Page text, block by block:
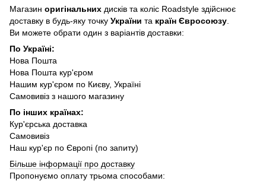
Магазин оригінальних дисків та коліс Roadstyle здійснює
доставку в будь-яку точку України та країн Євросоюзу
Ви можете обрати один з варіантів доставки:
По Україні:
Нова Пошта
Нова Пошта кур'єром
Нашим кур'єром по Києву, Україні
Самовивіз з нашого магазину
По інших країнах:
Кур'єрська доставка
Самовивіз
Наш кур'єр по Європі (по запиту)
Більше інформації про доставку
Пропонуємо оплату трьома способами: